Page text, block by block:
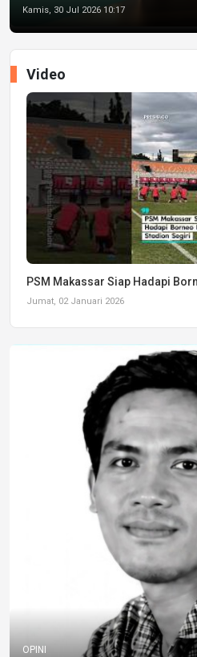
Kamis, 30 Jul 2026 10:17
Video
PSM Makassar Siap Hadapi
Jumat, 02 Januari 2026
OPINI